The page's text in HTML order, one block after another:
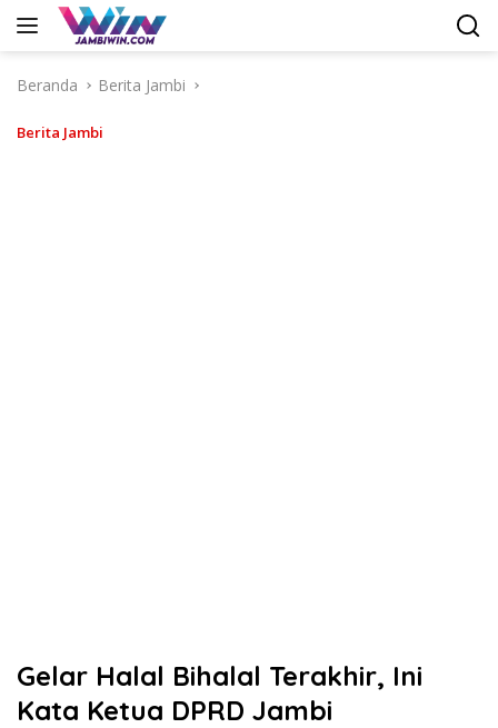
Langsung
Beranda
Berita Jambi
Berita Jambi
Gelar Halal Bihalal Terakhir, Ini
Kata Ketua DPRD Jambi